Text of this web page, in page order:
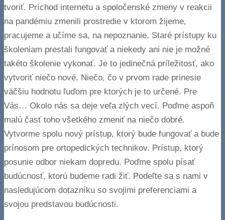
tvoriť. Príchod internetu a spoločenské zmeny v reakcii
na pandémiu zmenili prostredie v ktorom žijeme,
pracujeme a učíme sa, na nepoznanie. Staré prístupy ku
školeniam prestali fungovať a niekedy ani nie je možné
takéto školenie vykonať. Je to jedinečná príležitosť, ako
vytvoriť niečo nové. Niečo, čo v prvom rade prinesie
väčšiu hodnotu ľuďom pre ktorých je to určené. Pre
Vás… Okolo nás sa deje veľa zlých vecí. Poďme aspoň
malú časť toho všetkého zmeniť na niečo dobré.
Vytvorme spolu nový prístup, ktorý bude fungovať a bude
prínosom pre ortopedických technikov. Prístup, ktorý
posunie odbor niekam dopredu. Poďme spolu písať
budúcnosť, ktorú budeme radi žiť. Podeľte sa s nami v
nasledujúcom dotazníku so svojimi preferenciami a
svojou predstavou budúcnosti.